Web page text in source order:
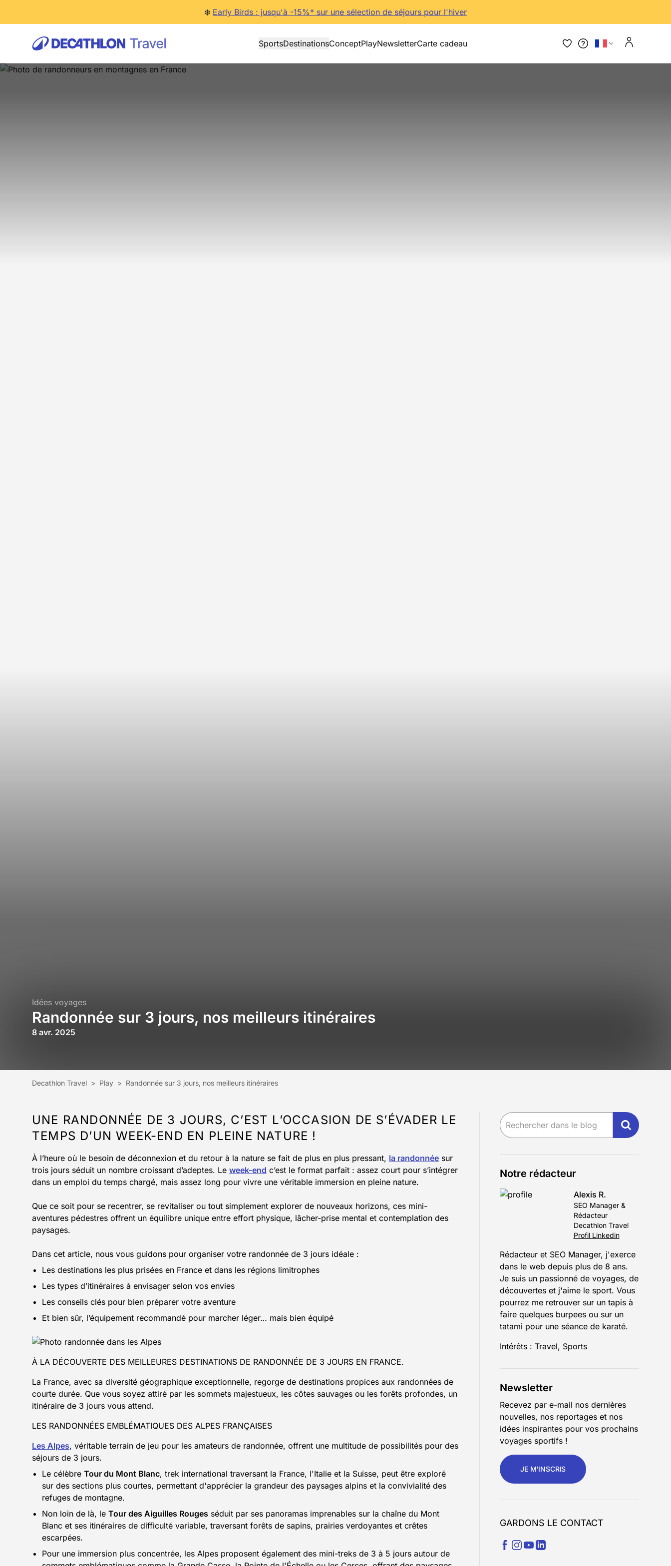
❄️ Early Birds : jusqu'à -15%* sur une sélection de séjours pour l'hiver
SportsDestinationsConceptPlayNewsletterCarte cadeau
Idées voyages
Randonnée sur 3 jours, nos meilleurs itinéraires
8 avr. 2025
Decathlon Travel > Play > Randonnée sur 3 jours, nos meilleurs itinéraires
UNE RANDONNÉE DE 3 JOURS, C’EST L’OCCASION DE S’ÉVADER LE
TEMPS D’UN WEEK-END EN PLEINE NATURE !
À l’heure où le besoin de déconnexion et du retour à la nature se fait de plus en plus pressant, la randonnée sur
trois jours séduit un nombre croissant d’adeptes. Le week-end c’est le format parfait : assez court pour s’intégrer
dans un emploi du temps chargé, mais assez long pour vivre une véritable immersion en pleine nature.
Que ce soit pour se recentrer, se revitaliser ou tout simplement explorer de nouveaux horizons, ces mini-
aventures pédestres offrent un équilibre unique entre effort physique, lâcher-prise mental et contemplation des
paysages.
Dans cet article, nous vous guidons pour organiser votre randonnée de 3 jours idéale :
Les destinations les plus prisées en France et dans les régions limitrophes
Les types d’itinéraires à envisager selon vos envies
Les conseils clés pour bien préparer votre aventure
Et bien sûr, l’équipement recommandé pour marcher léger… mais bien équipé
À LA DÉCOUVERTE DES MEILLEURES DESTINATIONS DE RANDONNÉE DE 3 JOURS EN FRANCE.
La France, avec sa diversité géographique exceptionnelle, regorge de destinations propices aux randonnées de
courte durée. Que vous soyez attiré par les sommets majestueux, les côtes sauvages ou les forêts profondes, un
itinéraire de 3 jours vous attend.
LES RANDONNÉES EMBLÉMATIQUES DES ALPES FRANÇAISES
Les Alpes, véritable terrain de jeu pour les amateurs de randonnée, offrent une multitude de possibilités pour des
séjours de 3 jours.
Le célèbre Tour du Mont Blanc, trek international traversant la France, l'Italie et la Suisse, peut être exploré
sur des sections plus courtes, permettant d'apprécier la grandeur des paysages alpins et la convivialité des
refuges de montagne.
Non loin de là, le Tour des Aiguilles Rouges séduit par ses panoramas imprenables sur la chaîne du Mont
Blanc et ses itinéraires de difficulté variable, traversant forêts de sapins, prairies verdoyantes et crêtes
escarpées.
Pour une immersion plus concentrée, les Alpes proposent également des mini-treks de 3 à 5 jours autour de
Notre rédacteur
Alexis R.
SEO Manager &
Rédacteur
Decathlon Travel
Profil Linkedin
Rédacteur et SEO Manager, j'exerce
dans le web depuis plus de 8 ans.
Je suis un passionné de voyages, de
découvertes et j'aime le sport. Vous
pourrez me retrouver sur un tapis à
faire quelques burpees ou sur un
tatami pour une séance de karaté.
Intérêts : Travel, Sports
Newsletter
Recevez par e-mail nos dernières
nouvelles, nos reportages et nos
idées inspirantes pour vos prochains
voyages sportifs !
JE M'INSCRIS
GARDONS LE CONTACT